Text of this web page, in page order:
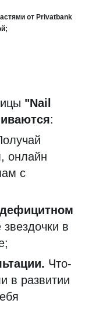
от Privatbank
"Nail
:
онлайн
с
в
Что-
в развитии